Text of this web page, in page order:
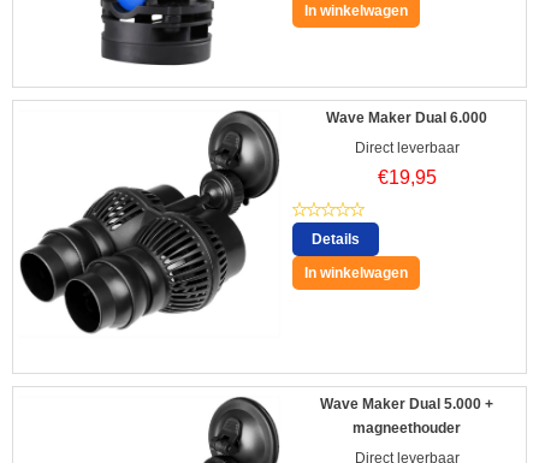
In winkelwagen
Wave Maker Dual 6.000
Direct leverbaar
€19,95
Details
In winkelwagen
Wave Maker Dual 5.000 +
magneethouder
Direct leverbaar